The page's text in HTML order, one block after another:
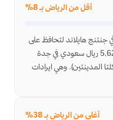
أقل من الرياض بـ 8%
ريال سعودي في جنتنج هايلاند لتحافظ على
معايير الحياة نفسها التي ستعيشها بـ 5,626.50 ريال سعودي في جدة
المدينتين). وهي ايرادات
أغلى من الرياض بـ 38%